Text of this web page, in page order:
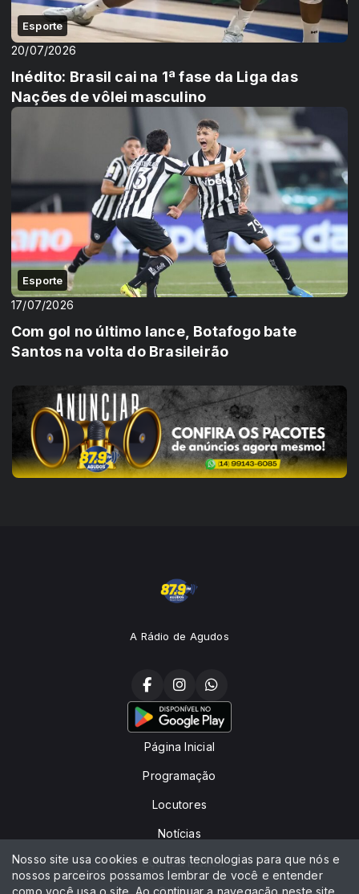
Esporte
20/07/2026
Inédito: Brasil cai na 1ª fase da Liga das
Nações de vôlei masculino
Esporte
17/07/2026
Com gol no último lance, Botafogo bate
Santos na volta do Brasileirão
A Rádio de Agudos
Página Inicial
Programação
Locutores
Notícias
Peça sua música
Contato
Nosso site usa cookies e outras tecnologias para que nós e
nossos parceiros possamos lembrar de você e entender
como você usa o site. Ao continuar a navegação neste site